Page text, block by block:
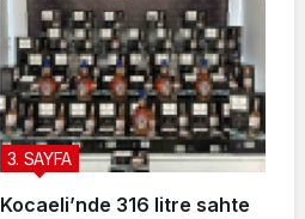
Kocaeli’nde 316 litre sahte
3. SAYFA